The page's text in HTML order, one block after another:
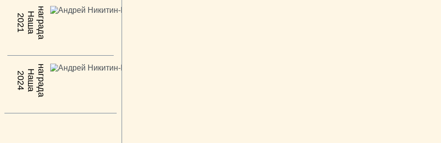
2021 Н
а
ш
ан
а
г
р
а
да
2024 Н
а
ш
ан
а
г
р
а
да